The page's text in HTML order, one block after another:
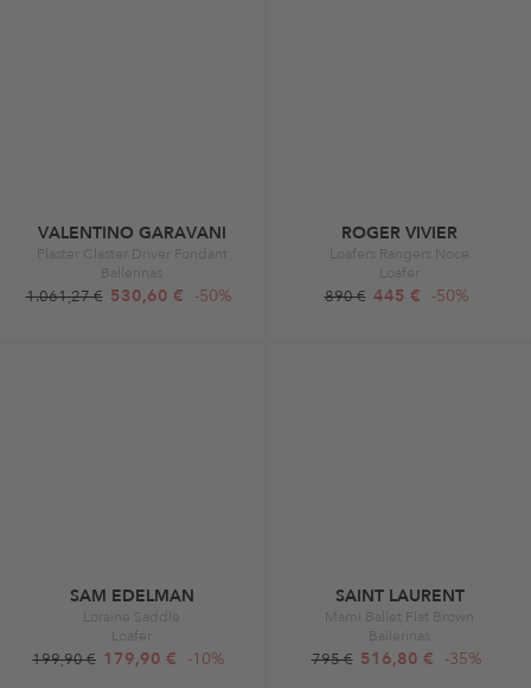
VALENTINO GARAVANI
Plaster Claster Driver Fondant
Ballerinas
1.061,27 € 530,60 € -50%
ROGER VIVIER
Loafers Rangers Noce
Loafer
890 € 445 € -50%
SAM EDELMAN
Loraine Saddle
Loafer
199,90 € 179,90 € -10%
SAINT LAURENT
Mami Ballet Flat Brown
Ballerinas
795 € 516,80 € -35%